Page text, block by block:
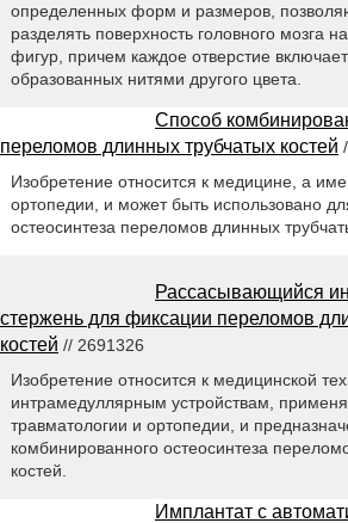
определенных форм и размеров,
разделять поверхность головного мозга
фигур, причем каждое отверстие
образованных нитями другого цвета.
Способ
переломов длинных трубчатых костей
Изобретение относится к медицине, а
ортопедии, и может быть использовано
остеосинтеза переломов длинных
Рассасывающийся
стержень для фиксации переломов
костей // 2691326
Изобретение относится к медицинской
интрамедуллярным устройствам,
травматологии и ортопедии, и
комбинированного остеосинтеза
костей.
Имплантат с